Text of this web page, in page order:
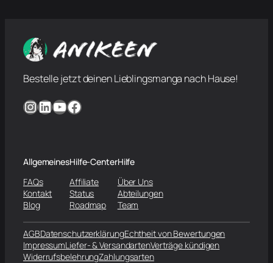
Bestelle jetzt deinen Lieblingsmanga nach Hause!
InstagramLinkedIn YouTube Facebook
Allgemeines
FAQs
Kontakt
Blog
Hilfe-Center
Affiliate
Status
Roadmap
Hilfe
Über Uns
Abteilungen
Team
AGBDatenschutzerklärungEchtheit von Bewertungen
ImpressumLiefer- & VersandartenVerträge kündigen
WiderrufsbelehrungZahlungsarten